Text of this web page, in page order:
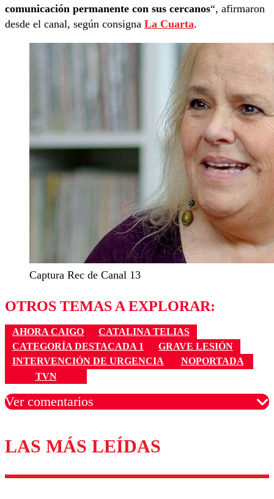
comunicación permanente con sus cercanos“, afirmaron
desde el canal, según consigna La Cuarta.
Captura Rec de Canal 13
OTROS TEMAS A EXPLORAR:
AHORA CAIGO
CATALINA TELIAS
CATEGORÍA DESTACADA 1
GRAVE LESIÓN
INTERVENCIÓN DE URGENCIA
NOPORTADA
TVN
Ver comentarios
Los comentarios son moderados para garantizar un
diálogo respetuoso.
LAS MÁS LEÍDAS